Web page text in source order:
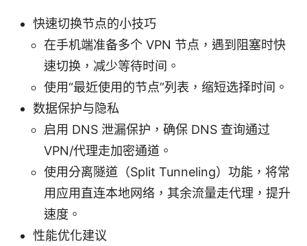
快速切换节点的小技巧
在手机端准备多个 VPN 节点，遇到阻塞时快
速切换，减少等待时间。
使用“最近使用的节点”列表，缩短选择时间。
数据保护与隐私
启用 DNS 泄漏保护，确保 DNS 查询通过
VPN/代理走加密通道。
使用分离隧道（Split Tunneling）功能，将常
用应用直连本地网络，其余流量走代理，提升
速度。
性能优化建议